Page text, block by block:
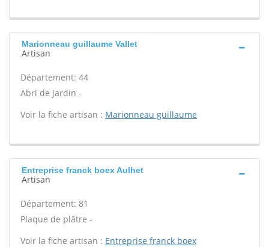
Marionneau guillaume Vallet
Artisan
Département: 44
Abri de jardin -
Voir la fiche artisan : Marionneau guillaume
Entreprise franck boex Aulhet
Artisan
Département: 81
Plaque de plâtre -
Voir la fiche artisan : Entreprise franck boex